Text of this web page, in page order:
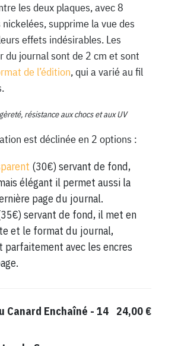
les deux plaques, avec 8
supprime la vue des
effets indésirables. Les
du journal sont de 2 cm et sont
de l’édition, qui a varié au fil
résistance aux chocs et aux UV
est déclinée en 2 options :
(30€) servant de fond,
élégant il permet aussi la
page du journal.
servant de fond, il met en
et le format du journal,
parfaitement avec les encres
Canard Enchaîné - 14
24,00 €